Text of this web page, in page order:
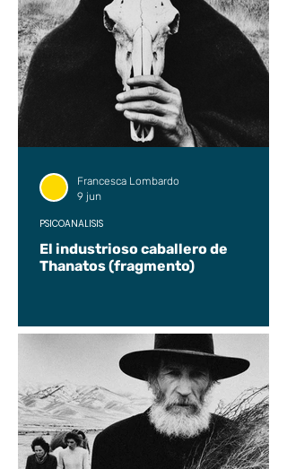
El industrioso caballero de
Thanatos (fragmento)
PSICOANÁLISIS
Francesca Lombardo
9 jun